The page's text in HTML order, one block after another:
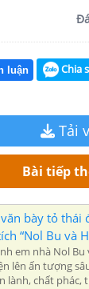
luận Chia
Tải
Bài tiếp
bày tỏ thái
“Nol Bu và
em nhà Nol
lên ấn tượng
lành, chất phác,